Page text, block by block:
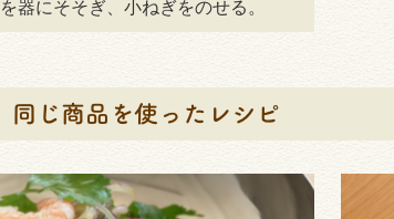
を器にそそぎ、小ねぎをのせる。